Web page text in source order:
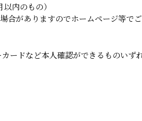
内のもの）
合がありますのでホームページ等でご
ードなど本人確認ができるものいず